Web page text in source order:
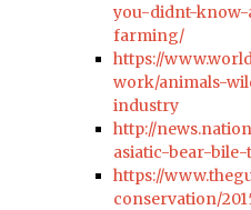
you-didnt-know-
farming/
https://
work/animals-
industry
http://
asiatic-bear-
https://
conservation/